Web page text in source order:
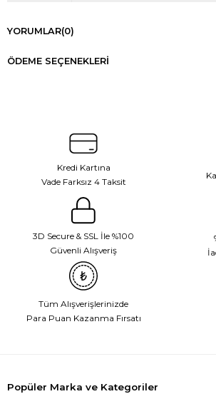
YORUMLAR(0)
ÖDEME SEÇENEKLERI
Kredi Kartına
Vade Farksız 4 Taksit
3D Secure & SSL İle %100
Güvenli Alışveriş
Tüm Alışverişlerinizde
Para Puan Kazanma Fırsatı
Popüler Marka ve Kategoriler